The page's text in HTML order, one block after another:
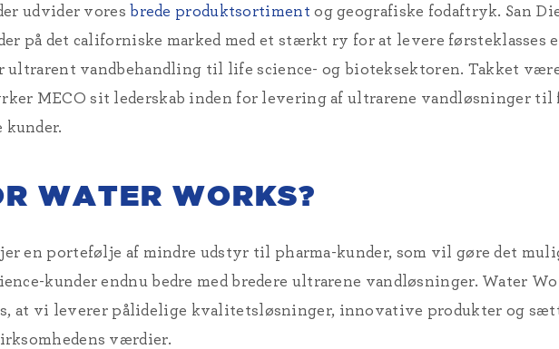
udvider vores brede produktsortiment og geografiske fodaftryk. San
på det californiske marked med et stærkt ry for at levere førsteklasses
ultrarent vandbehandling til life science- og bioteksektoren. Takket
MECO sit lederskab inden for levering af ultrarene vandløsninger til
kunder.
WATER WORKS?
en portefølje af mindre udstyr til pharma-kunder, som vil gøre det
kunder endnu bedre med bredere ultrarene vandløsninger. Water
at vi leverer pålidelige kvalitetsløsninger, innovative produkter og
værdier.